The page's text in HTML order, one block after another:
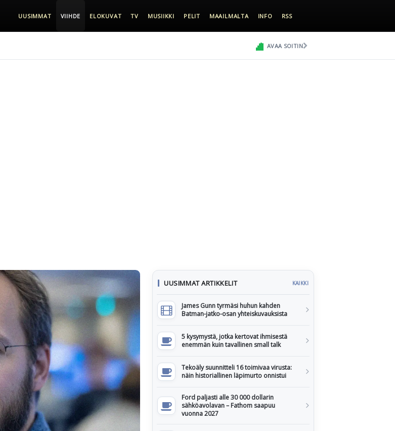
UUSIMMAT VIIHDE ELOKUVAT TV MUSIIKKI PELIT MAAILMALTA INFO RSS
AVAA SOITIN
UUSIMMAT ARTIKKELIT KAIKKI
James Gunn tyrmäsi huhun kahden
Batman-jatko-osan yhteiskuvauksista
5 kysymystä, jotka kertovat ihmisestä
enemmän kuin tavallinen small talk
Tekoäly suunnitteli 16 toimivaa virusta:
näin historiallinen läpimurto onnistui
Ford paljasti alle 30 000 dollarin
sähköavolavan – Fathom saapuu
vuonna 2027